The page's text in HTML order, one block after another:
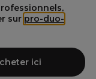
sur pro-duo-
ici
proposons une
la coiffure et
coiffure et instituts
à tous ceux
de coiffure et de